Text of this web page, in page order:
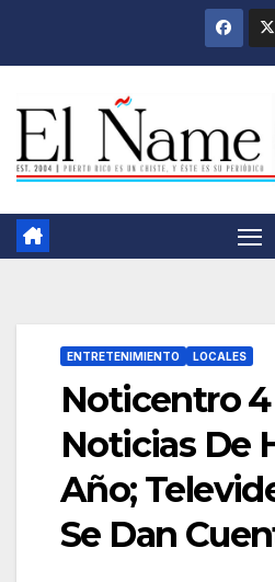
ENTRETENIMIENTO LOCALES
Noticentro
Noticias De
Año;
Se Dan